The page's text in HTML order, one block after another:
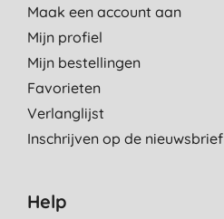
Maak een account aan
Mijn profiel
Mijn bestellingen
Favorieten
Verlanglijst
Inschrijven op de nieuwsbrief
Help